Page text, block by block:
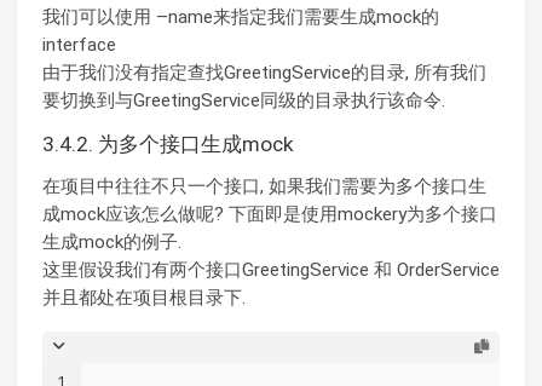
我们可以使用 –name来指定我们需要生成mock的
interface
由于我们没有指定查找GreetingService的目录, 所有我们
要切换到与GreetingService同级的目录执行该命令.
3.4.2. 为多个接口生成mock
在项目中往往不只一个接口, 如果我们需要为多个接口生
成mock应该怎么做呢? 下面即是使用mockery为多个接口
生成mock的例子.
这里假设我们有两个接口GreetingService 和 OrderService
并且都处在项目根目录下.